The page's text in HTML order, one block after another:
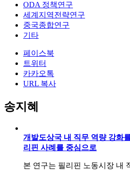
ODA 정책연구
세계지역전략연구
중국종합연구
기타
페이스북
트위터
카카오톡
URL 복사
송지혜
개발도상국 내 직무 역량 강화
리핀 사례를 중심으로
본 연구는 필리핀 노동시장 내